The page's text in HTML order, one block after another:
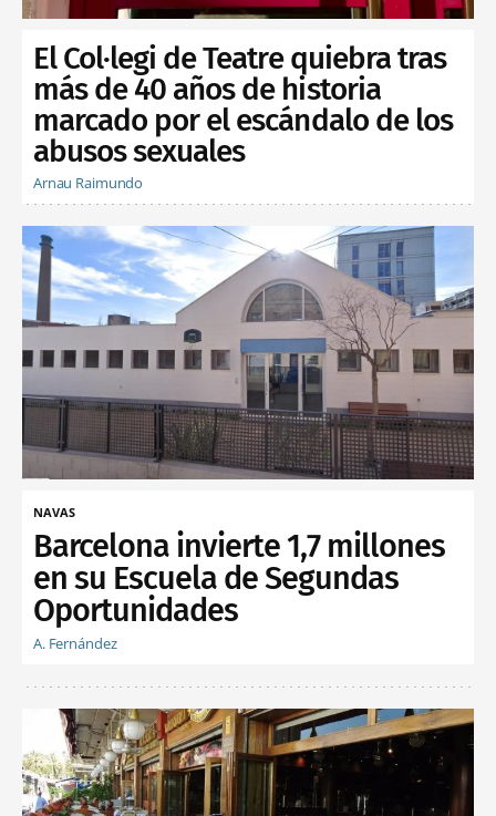
El Col·legi de Teatre quiebra tras
más de 40 años de historia
marcado por el escándalo de los
abusos sexuales
Arnau Raimundo
NAVAS
Barcelona invierte 1,7 millones
en su Escuela de Segundas
Oportunidades
A. Fernández